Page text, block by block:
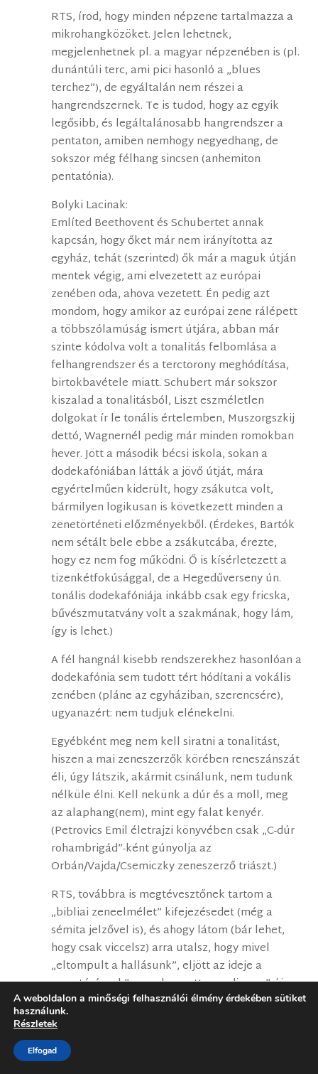
RTS, írod, hogy minden népzene tartalmazza a
mikrohangközöket. Jelen lehetnek,
megjelenhetnek pl. a magyar népzenében is (pl.
dunántúli terc, ami pici hasonló a „blues
terchez”), de egyáltalán nem részei a
hangrendszernek. Te is tudod, hogy az egyik
legősibb, és legáltalánosabb hangrendszer a
pentaton, amiben nemhogy negyedhang, de
sokszor még félhang sincsen (anhemiton
pentatónia).
Bolyki Lacinak:
Említed Beethovent és Schubertet annak
kapcsán, hogy őket már nem irányította az
egyház, tehát (szerinted) ők már a maguk útján
mentek végig, ami elvezetett az európai
zenében oda, ahova vezetett. Én pedig azt
mondom, hogy amikor az európai zene rálépett
a többszólamúság ismert útjára, abban már
szinte kódolva volt a tonalitás felbomlása a
felhangrendszer és a terctorony meghódítása,
birtokbavétele miatt. Schubert már sokszor
kiszalad a tonalitásból, Liszt eszméletlen
dolgokat ír le tonális értelemben, Muszorgszkij
dettó, Wagnernél pedig már minden romokban
hever. Jött a második bécsi iskola, sokan a
dodekafóniában látták a jövő útját, mára
egyértelműen kiderült, hogy zsákutca volt,
bármilyen logikusan is következett minden a
zenetörténeti előzményekből. (Érdekes, Bartók
nem sétált bele ebbe a zsákutcába, érezte,
hogy ez nem fog működni. Ő is kísérletezett a
tizenkétfokúsággal, de a Hegedűverseny ún.
tonális dodekafóniája inkább csak egy fricska,
bűvészmutatvány volt a szakmának, hogy lám,
így is lehet.)
A fél hangnál kisebb rendszerekhez hasonlóan a
dodekafónia sem tudott tért hódítani a vokális
zenében (pláne az egyháziban, szerencsére),
ugyanazért: nem tudjuk elénekelni.
Egyébként meg nem kell siratni a tonalitást,
hiszen a mai zeneszerzők körében reneszánszát
éli, úgy látszik, akármit csinálunk, nem tudunk
nélküle élni. Kell nekünk a dúr és a moll, meg
az alaphang(nem), mint egy falat kenyér.
(Petrovics Emil életrajzi könyvében csak „C-dúr
rohambrigád”-ként gúnyolja az
Orbán/Vajda/Csemiczky zeneszerző triászt.)
RTS, továbbra is megtévesztőnek tartom a
„bibliai zeneelmélet” kifejezésedet (még a
sémita jelzővel is), és ahogy látom (bár lehet,
hogy csak viccelsz) arra utalsz, hogy mivel
„eltompult a hallásunk”, eljött az ideje a
„megtérésnek”, az „elveszett paradicsom” újra
meghódításának. Ez kulturálisan lehetetlen ld.
„Megváltoztathatja-e bőrét a szerecsen és
foltjait a párduc?” (Folytatást nem kérek! 🙂 )
Természetesen minden zenének, így a közel-
A weboldalon a minőségi felhasználói élmény érdekében sütiket
használunk.
Részletek
Elfogad